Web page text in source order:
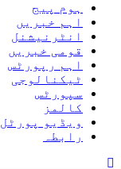
ہوم پیج
اہم خبریں
انٹرنیشنل
قومی خبریں
اہم رپورٹس
ٹیکنالوجی
سپورٹس
کالمز
ویڈیو پورٹل
رابطہ